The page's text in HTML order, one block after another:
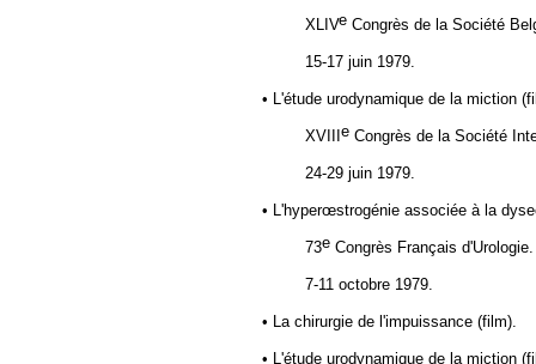
XLIVe Congrès de la Société
15-17 juin 1979.
• L'étude urodynamique de la miction
XVIII e Congrès de la Société
24-29 juin 1979.
• L'hyperœstrogénie associée à la
73e Congrès Français
7-11 octobre 1979.
• La chirurgie de l'impuissance (film).
• L'étude urodynamique de la miction